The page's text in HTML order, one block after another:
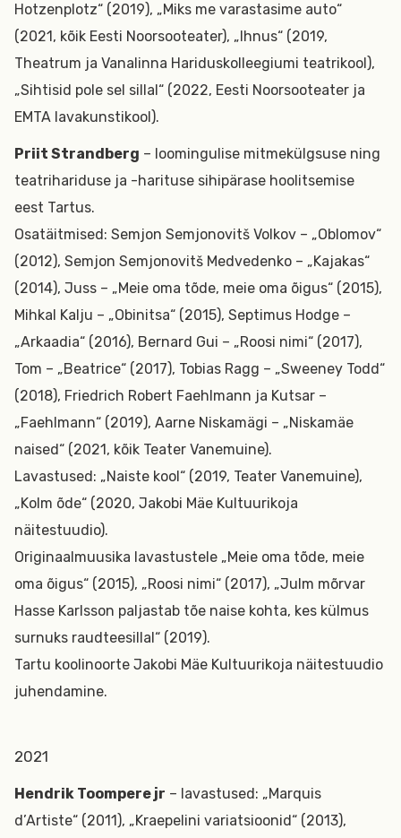
Hotzenplotz“ (2019), „Miks me varastasime auto“
(2021, kõik Eesti Noorsooteater), „Ihnus“ (2019,
Theatrum ja Vanalinna Hariduskolleegiumi teatrikool),
„Sihtisid pole sel sillal“ (2022, Eesti Noorsooteater ja
EMTA lavakunstikool).
Priit Strandberg – loomingulise mitmekülgsuse ning
teatrihariduse ja -harituse sihipärase hoolitsemise
eest Tartus.
Osatäitmised: Semjon Semjonovitš Volkov – „Oblomov“
(2012), Semjon Semjonovitš Medvedenko – „Kajakas“
(2014), Juss – „Meie oma tõde, meie oma õigus“ (2015),
Mihkal Kalju – „Obinitsa“ (2015), Septimus Hodge –
„Arkaadia“ (2016), Bernard Gui – „Roosi nimi“ (2017),
Tom – „Beatrice“ (2017), Tobias Ragg – „Sweeney Todd“
(2018), Friedrich Robert Faehlmann ja Kutsar –
„Faehlmann“ (2019), Aarne Niskamägi – „Niskamäe
naised“ (2021, kõik Teater Vanemuine).
Lavastused: „Naiste kool“ (2019, Teater Vanemuine),
„Kolm õde“ (2020, Jakobi Mäe Kultuurikoja
näitestuudio).
Originaalmuusika lavastustele „Meie oma tõde, meie
oma õigus“ (2015), „Roosi nimi“ (2017), „Julm mõrvar
Hasse Karlsson paljastab tõe naise kohta, kes külmus
surnuks raudteesillal“ (2019).
Tartu koolinoorte Jakobi Mäe Kultuurikoja näitestuudio
juhendamine.
2021
Hendrik Toompere jr – lavastused: „Marquis
d’Artiste“ (2011), „Kraepelini variatsioonid“ (2013),